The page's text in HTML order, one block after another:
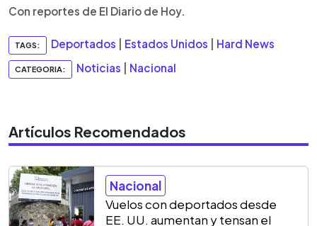
Con reportes de El Diario de Hoy.
TAGS: Deportados Estados Unidos Hard News
CATEGORIA: Noticias Nacional
Artículos Recomendados
Nacional
Vuelos con deportados desde
EE. UU. aumentan y tensan el